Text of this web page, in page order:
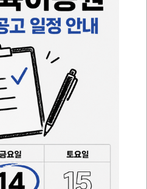
용권입니다.
이용권신청
사용기관 안내